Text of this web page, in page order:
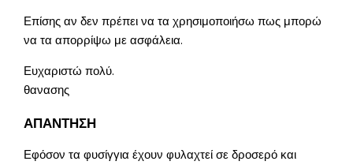
Επίσης αν δεν πρέπει να τα χρησιμοποιήσω πως μπορώ
να τα απορρίψω με ασφάλεια.
Ευχαριστώ πολύ.
θανασης
ΑΠΑΝΤΗΣΗ
Εφόσον τα φυσίγγια έχουν φυλαχτεί σε δροσερό και